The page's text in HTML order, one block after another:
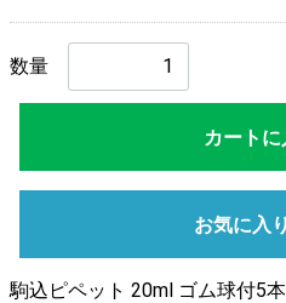
数量
カート
お気に入
駒込ピペット 20ml ゴム球付5